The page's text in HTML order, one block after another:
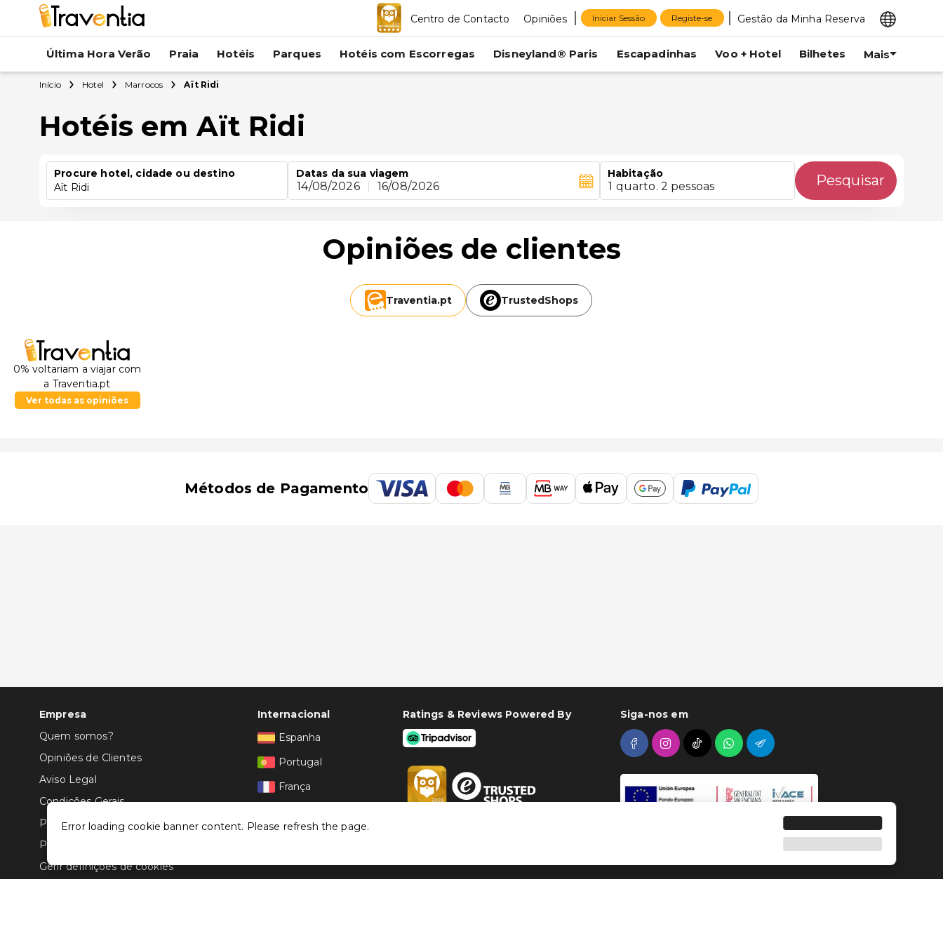
Centro de Contacto Opiniões Iniciar Sessão Registe-se Gestão da Minha Reserva
Última Hora Verão Praia Hotéis Parques Hotéis com Escorregas Disneyland® Paris Escapadinhas Voo + Hotel Bilhetes Mais
Início Hotel Marrocos Aït Ridi
Hotéis em Aït Ridi
Procure hotel, cidade ou destino
Aït Ridi
Datas da sua viagem
14/08/2026 16/08/2026
Habitação
1 quarto. 2 pessoas Pesquisar
Opiniões de clientes
Traventia.pt TrustedShops
0% voltariam a viajar com
a Traventia.pt
Ver todas as opiniões
Métodos de Pagamento
Empresa
Quem somos?
Opiniões de Clientes
Aviso Legal
Condições Gerais
Politica de Privacidade
Política de Cookies
Gerir definições de cookies
Internacional
Espanha
Portugal
França
Ratings & Reviews Powered By Siga-nos em
Error loading cookie banner content. Please refresh the page.